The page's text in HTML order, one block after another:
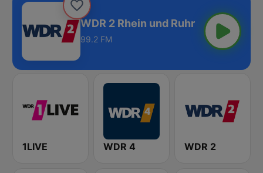
WDR 2 Rhein und Ruhr
99.2 FM
1LIVE WDR 4 WDR 2